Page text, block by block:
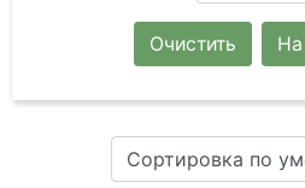
На
Очистить
Сортировка по